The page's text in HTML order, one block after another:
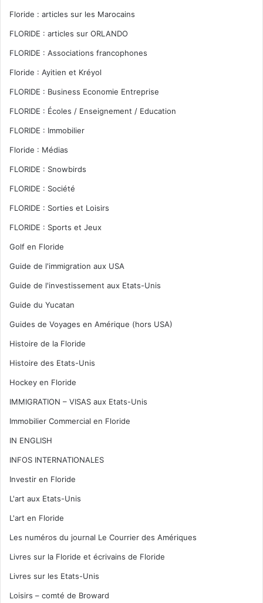
Floride : articles sur les Marocains
FLORIDE : articles sur ORLANDO
FLORIDE : Associations francophones
Floride : Ayitien et Kréyol
FLORIDE : Business Economie Entreprise
FLORIDE : Écoles / Enseignement / Education
FLORIDE : Immobilier
Floride : Médias
FLORIDE : Snowbirds
FLORIDE : Société
FLORIDE : Sorties et Loisirs
FLORIDE : Sports et Jeux
Golf en Floride
Guide de l'immigration aux USA
Guide de l'investissement aux Etats-Unis
Guide du Yucatan
Guides de Voyages en Amérique (hors USA)
Histoire de la Floride
Histoire des Etats-Unis
Hockey en Floride
IMMIGRATION – VISAS aux Etats-Unis
Immobilier Commercial en Floride
IN ENGLISH
INFOS INTERNATIONALES
Investir en Floride
L'art aux Etats-Unis
L'art en Floride
Les numéros du journal Le Courrier des Amériques
Livres sur la Floride et écrivains de Floride
Livres sur les Etats-Unis
Loisirs – comté de Broward